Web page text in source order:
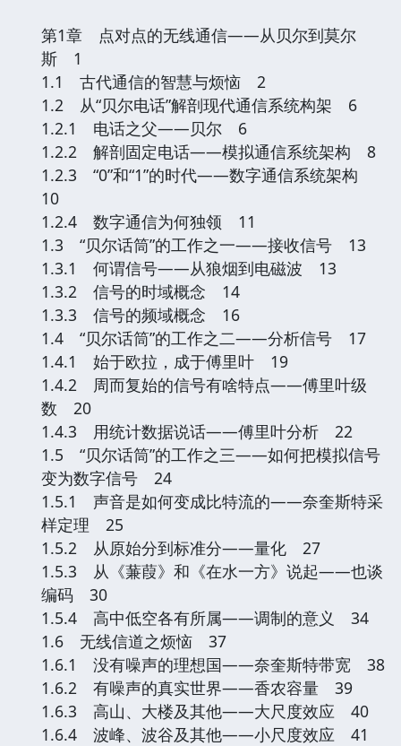
第1章 点对点的无线通信——从贝尔到莫尔
斯 1
1.1 古代通信的智慧与烦恼 2
1.2 从“贝尔电话”解剖现代通信系统构架 6
1.2.1 电话之父——贝尔 6
1.2.2 解剖固定电话——模拟通信系统架构 8
1.2.3 “0”和“1”的时代——数字通信系统架构
10
1.2.4 数字通信为何独领 11
1.3 “贝尔话筒”的工作之一——接收信号 13
1.3.1 何谓信号——从狼烟到电磁波 13
1.3.2 信号的时域概念 14
1.3.3 信号的频域概念 16
1.4 “贝尔话筒”的工作之二——分析信号 17
1.4.1 始于欧拉，成于傅里叶 19
1.4.2 周而复始的信号有啥特点——傅里叶级
数 20
1.4.3 用统计数据说话——傅里叶分析 22
1.5 “贝尔话筒”的工作之三——如何把模拟信号
变为数字信号 24
1.5.1 声音是如何变成比特流的——奈奎斯特采
样定理 25
1.5.2 从原始分到标准分——量化 27
1.5.3 从《蒹葭》和《在水一方》说起——也谈
编码 30
1.5.4 高中低空各有所属——调制的意义 34
1.6 无线信道之烦恼 37
1.6.1 没有噪声的理想国——奈奎斯特带宽 38
1.6.2 有噪声的真实世界——香农容量 39
1.6.3 高山、大楼及其他——大尺度效应 40
1.6.4 波峰、波谷及其他——小尺度效应 41